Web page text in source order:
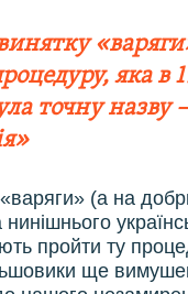
винятку
яка в
точну назву –
«варяги» (а на
пройти ту
ще